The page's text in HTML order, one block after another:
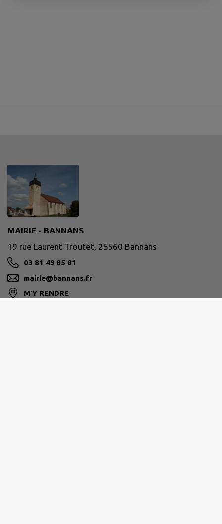
MAIRIE - BANNANS
19 rue Laurent Troutet, 25560 Bannans
03 81 49 85 81
mairie@bannans.fr
M'Y RENDRE